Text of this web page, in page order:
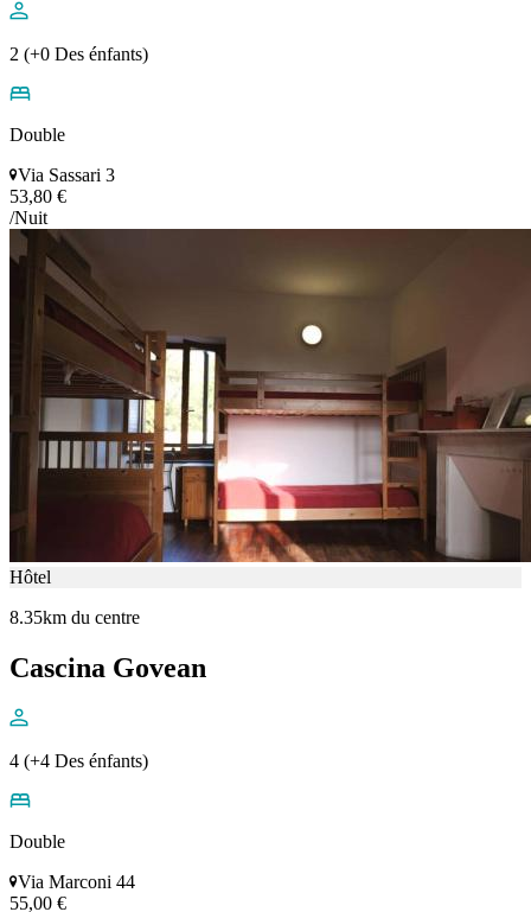
2 (+0 Des énfants)
Double
Via Sassari 3
53,80 €
/Nuit
Hôtel
8.35km du centre
Cascina Govean
4 (+4 Des énfants)
Double
Via Marconi 44
55,00 €